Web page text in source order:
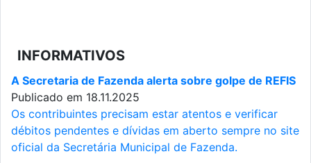
INFORMATIVOS
A Secretaria de Fazenda alerta sobre golpe de REFIS
Publicado em 18.11.2025
Os contribuintes precisam estar atentos e verificar
débitos pendentes e dívidas em aberto sempre no site
oficial da Secretária Municipal de Fazenda.